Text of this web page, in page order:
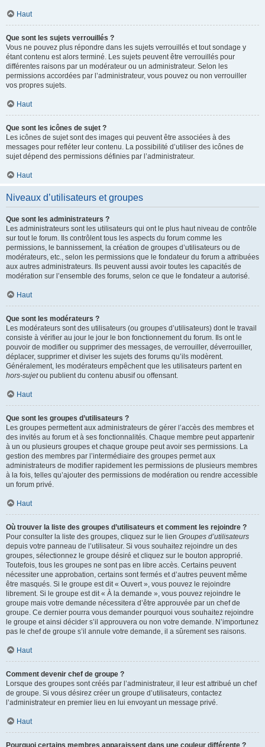
Haut
Que sont les sujets verrouillés ?
Vous ne pouvez plus répondre dans les sujets verrouillés et tout sondage y
étant contenu est alors terminé. Les sujets peuvent être verrouillés pour
différentes raisons par un modérateur ou un administrateur. Selon les
permissions accordées par l’administrateur, vous pouvez ou non verrouiller
vos propres sujets.
Haut
Que sont les icônes de sujet ?
Les icônes de sujet sont des images qui peuvent être associées à des
messages pour refléter leur contenu. La possibilité d’utiliser des icônes de
sujet dépend des permissions définies par l’administrateur.
Haut
Niveaux d’utilisateurs et groupes
Que sont les administrateurs ?
Les administrateurs sont les utilisateurs qui ont le plus haut niveau de contrôle
sur tout le forum. Ils contrôlent tous les aspects du forum comme les
permissions, le bannissement, la création de groupes d’utilisateurs ou de
modérateurs, etc., selon les permissions que le fondateur du forum a attribuées
aux autres administrateurs. Ils peuvent aussi avoir toutes les capacités de
modération sur l’ensemble des forums, selon ce que le fondateur a autorisé.
Haut
Que sont les modérateurs ?
Les modérateurs sont des utilisateurs (ou groupes d’utilisateurs) dont le travail
consiste à vérifier au jour le jour le bon fonctionnement du forum. Ils ont le
pouvoir de modifier ou supprimer des messages, de verrouiller, déverrouiller,
déplacer, supprimer et diviser les sujets des forums qu’ils modèrent.
Généralement, les modérateurs empêchent que les utilisateurs partent en
hors-sujetou publient du contenu abusif ou offensant.
Haut
Que sont les groupes d’utilisateurs ?
Les groupes permettent aux administrateurs de gérer l’accès des membres et
des invités au forum et à ses fonctionnalités. Chaque membre peut appartenir
à un ou plusieurs groupes et chaque groupe peut avoir ses permissions. La
gestion des membres par l’intermédiaire des groupes permet aux
administrateurs de modifier rapidement les permissions de plusieurs membres
à la fois, telles qu’ajouter des permissions de modération ou rendre accessible
un forum privé.
Haut
Où trouver la liste des groupes d’utilisateurs et comment les rejoindre ?
Pour consulter la liste des groupes, cliquez sur le lien Groupes d’utilisateurs
depuis votre panneau de l’utilisateur. Si vous souhaitez rejoindre un des
groupes, sélectionnez le groupe désiré et cliquez sur le bouton approprié.
Toutefois, tous les groupes ne sont pas en libre accès. Certains peuvent
nécessiter une approbation, certains sont fermés et d’autres peuvent même
être masqués. Si le groupe est dit « Ouvert », vous pouvez le rejoindre
librement. Si le groupe est dit « À la demande », vous pouvez rejoindre le
groupe mais votre demande nécessitera d’être approuvée par un chef de
groupe. Ce dernier pourra vous demander pourquoi vous souhaitez rejoindre
le groupe et ainsi décider s’il approuvera ou non votre demande. N’importunez
pas le chef de groupe s’il annule votre demande, il a sûrement ses raisons.
Haut
Comment devenir chef de groupe ?
Lorsque des groupes sont créés par l’administrateur, il leur est attribué un chef
de groupe. Si vous désirez créer un groupe d’utilisateurs, contactez
l’administrateur en premier lieu en lui envoyant un message privé.
Haut
Pourquoi certains membres apparaissent dans une couleur différente ?